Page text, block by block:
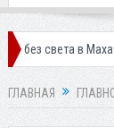
застройщик
ГЛАВНАЯ